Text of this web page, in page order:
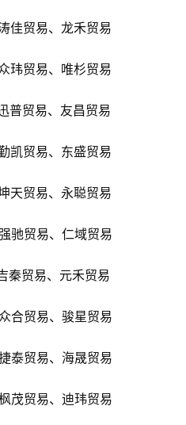
佳贸易、龙禾贸易
玮贸易、唯杉贸易
普贸易、友昌贸易
凯贸易、东盛贸易
天贸易、永聪贸易
驰贸易、仁域贸易
秦贸易、元禾贸易
合贸易、骏星贸易
泰贸易、海晟贸易
茂贸易、迪玮贸易